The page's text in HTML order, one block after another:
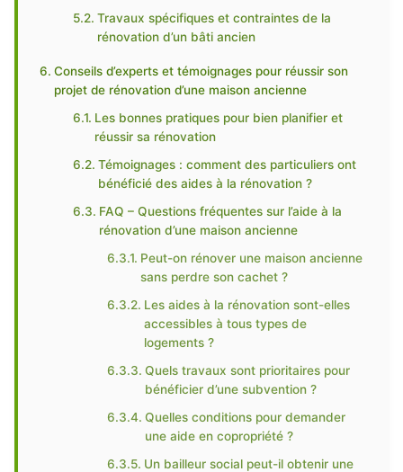
Travaux spécifiques et contraintes de la
rénovation d’un bâti ancien
Conseils d’experts et témoignages pour réussir son
projet de rénovation d’une maison ancienne
Les bonnes pratiques pour bien planifier et
réussir sa rénovation
Témoignages : comment des particuliers ont
bénéficié des aides à la rénovation ?
FAQ – Questions fréquentes sur l’aide à la
rénovation d’une maison ancienne
Peut-on rénover une maison ancienne
sans perdre son cachet ?
Les aides à la rénovation sont-elles
accessibles à tous types de
logements ?
Quels travaux sont prioritaires pour
bénéficier d’une subvention ?
Quelles conditions pour demander
une aide en copropriété ?
Un bailleur social peut-il obtenir une